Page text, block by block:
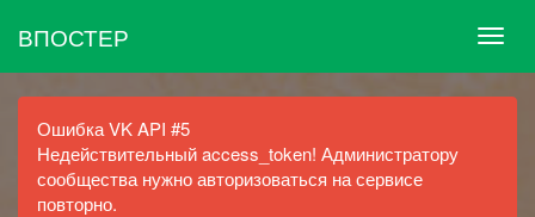
ВПОСТЕР
Ошибка VK API #5
Недействительный access_token! Администратору
сообщества нужно авторизоваться на сервисе
повторно.